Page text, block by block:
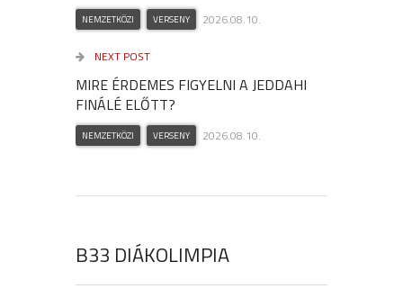
NEMZETKÖZI VERSENY 2026.08.10.
NEXT POST
MIRE ÉRDEMES FIGYELNI A JEDDAHI
FINÁLÉ ELŐTT?
NEMZETKÖZI VERSENY 2026.08.10.
B33 DIÁKOLIMPIA